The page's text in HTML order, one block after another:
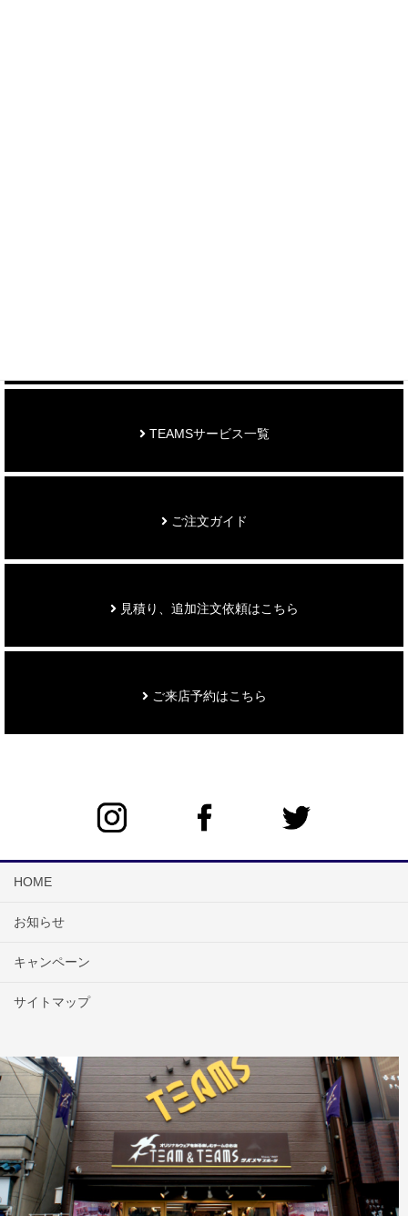
TEAMSサービス一覧
ご注文ガイド
見積り、追加注文依頼はこちら
ご来店予約はこちら
HOME
お知らせ
キャンペーン
サイトマップ